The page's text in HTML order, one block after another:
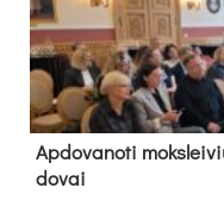
Ap­do­va­no­ti
do­vai